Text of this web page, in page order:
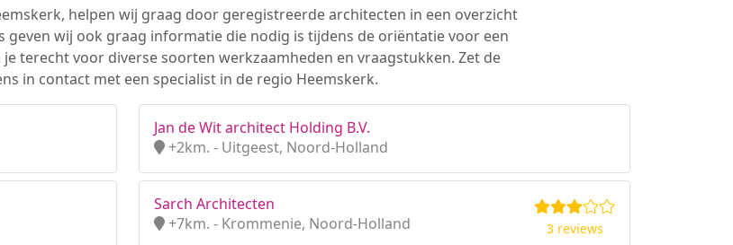
helpen wij graag door geregistreerde architecten in een overzicht
geven wij ook graag informatie die nodig is tijdens de oriëntatie voor een
terecht voor diverse soorten werkzaamheden en vraagstukken. Zet de
in contact met een specialist in de regio Heemskerk.
Jan de Wit architect Holding B.V.
+2km. - Uitgeest, Noord-Holland
Sarch Architecten
+7km. - Krommenie, Noord-Holland
3 reviews